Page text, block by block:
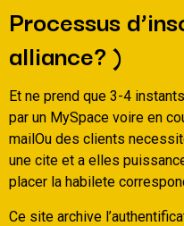
Processus
alliance? )
Et ne prend que 3-4
par un MySpace voire en
mailOu des clients
une cite et a elles
placer la habilete
Ce site archive